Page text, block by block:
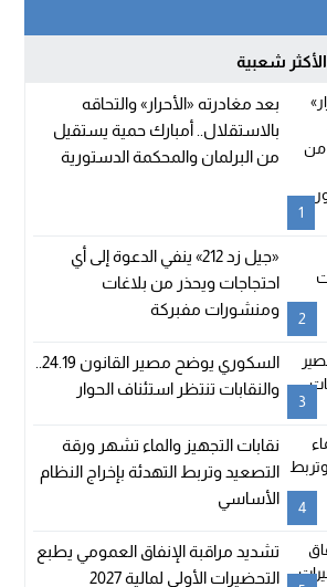
الأكثر شعبية
1
بعد مغادرته «الأحرار» والتحاقه
بالاستقلال.. أمبارك حمية يستقيل
من البرلمان والمحكمة الدستورية
2
«جيل زد 212» ينفي الدعوة إلى أي
احتجاجات ويحذر من بلاغات
ومنشورات مفبركة
3
والنقابات تنتظر استئناف الحوار
4
نقابات التجهيز والماء تشهر ورقة
التصعيد وتربط التهدئة بإخراج النظام
الأساسي
تشديد مراقبة الإنفاق العمومي يطبع
التحضيرات الأولى لمالية 2027